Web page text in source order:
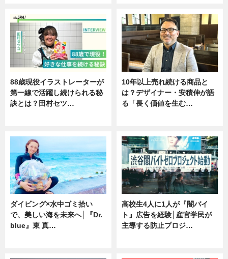
88歳現役イラストレーターが
第一線で活躍し続けられる秘
訣とは？田村セツ…
10年以上売れ続ける商品と
は？デザイナー・安積伸が語
る「長く価値を生む…
ダイビング×水中ゴミ拾い
で、美しい海を未来へ│『Dr.
blue』東 真…
高校生4人に1人が『闇バイ
ト』広告を経験│産官学民が
主導する防止プロジ…